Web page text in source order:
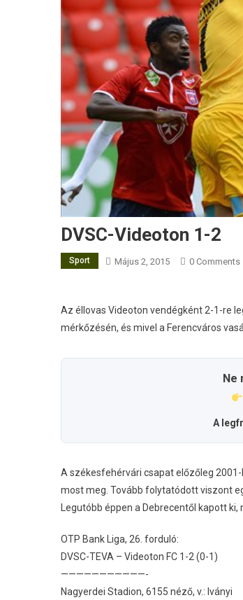
DVSC-Videoton 1-2
Sport Május 2, 2015 0 Comments
Az éllovas Videoton vendégként 2-1-re
mérkőzésén, és mivel a Ferencváros
Ne
A
A székesfehérvári csapat előzőleg
most meg. Tovább folytatódott viszont
Legutóbb éppen a Debrecentől kapott
OTP Bank Liga, 26. forduló:
DVSC-TEVA – Videoton FC 1-2 (0-1)
———————————-
Nagyerdei Stadion, 6155 néző, v.: Iványi